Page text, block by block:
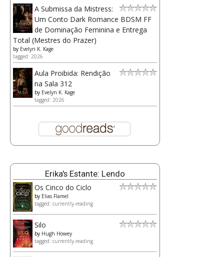
A Submissa da Mistress:
Um Conto Dark Romance BDSM FF
de Dominação Feminina e Entrega
Total (Mestres do Prazer)
by Evelyn K. Kage
tagged: 2026
Aula Proibida: Rendição
na Sala 312
by Evelyn K. Kage
tagged: 2026
Erika's Estante: Lendo
Os Cinco do Ciclo
by Elias Flamel
tagged: currently-reading
Silo
by Hugh Howey
tagged: currently-reading